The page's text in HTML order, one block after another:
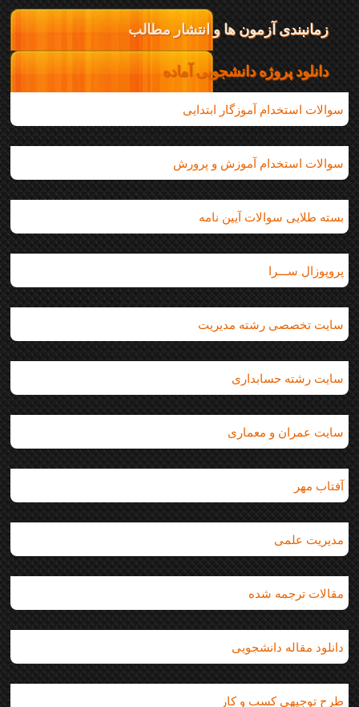
زمانبندی آزمون ها و انتشار مطالب
دانلود پروژه دانشجویی آماده
سوالات استخدام آموزگار ابتدایی
سوالات استخدام آموزش و پرورش
بسته طلایی سوالات آیین نامه
پروپوزال ســـرا
سایت تخصصی رشته مدیریت
سایت رشته حسابداری
سایت عمران و معماری
آفتاب مهر
مدیریت علمی
مقالات ترجمه شده
دانلود مقاله دانشجویی
طرح توجیهی کسب و کار